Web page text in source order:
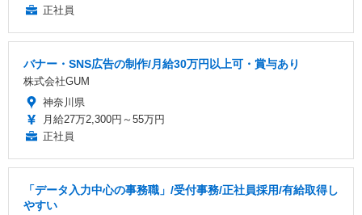
正社員
バナー・SNS広告の制作/月給30万円以上可・賞与あり
株式会社GUM
神奈川県
月給27万2,300円～55万円
正社員
「データ入力中心の事務職」/受付事務/正社員採用/有給取得し
やすい